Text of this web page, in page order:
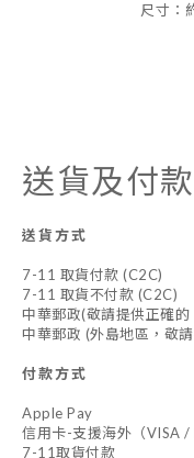
尺寸：
送貨及付
送貨方式
7-11 取貨付款 (C2C)
7-11 取貨不付款 (C2C)
中華郵政(敬請提供正確
中華郵政 (外島地區，敬
付款方式
Apple Pay
信用卡-支援海外（VISA /
7-11取貨付款